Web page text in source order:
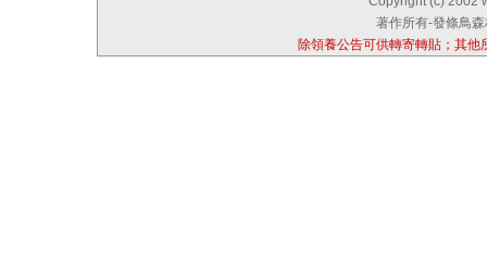
著作所有-發條鳥
除領養公告可供轉寄轉貼；其